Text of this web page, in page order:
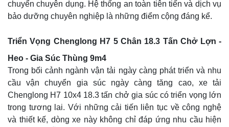
chuyển chuyên dụng. Hệ thống an toàn tiên tiến và dịch vụ
bảo dưỡng chuyên nghiệp là những điểm cộng đáng kể.
Triển Vọng Chenglong H7 5 Chân 18.3 Tấn Chở Lợn -
Heo - Gia Súc Thùng 9m4
Trong bối cảnh ngành vận tải ngày càng phát triển và nhu
cầu vận chuyển gia súc ngày càng tăng cao, xe tải
Chenglong H7 10x4 18.3 tấn chở gia súc có triển vọng lớn
trong tương lai. Với những cải tiến liên tục về công nghệ
và thiết kế, dòng xe này không chỉ đáp ứng nhu cầu hiện